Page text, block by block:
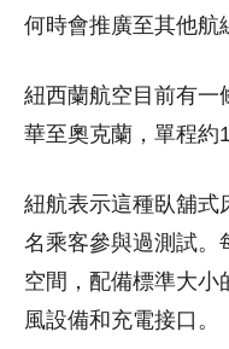
何時會推廣至其他航
紐西蘭航空目前有一
華至奧克蘭，單程約
紐航表示這種臥舖式
名乘客參與過測試。
空間，配備標準大小
風設備和充電接口。